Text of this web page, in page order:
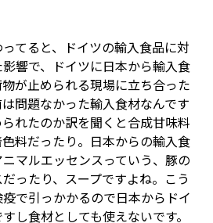
ってると、ドイツの輸入食品に対
響で、ドイツに日本から輸入食
が止められる現場に立ち合った
問題なかった輸入食材なんです
れたのか訳を聞くと合成甘味料
料だったり。日本からの輸入食
マルエッセンスっていう、豚の
ったり、スープですよね。こう
で引っかかるので日本からドイ
し食材としても使えないです。